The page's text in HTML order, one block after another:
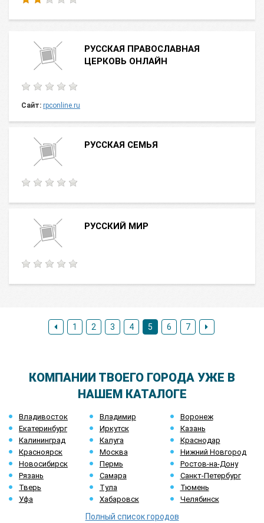
РУССКАЯ ПРАВОСЛАВНАЯ
ЦЕРКОВЬ ОНЛАЙН
Сайт: rpconline.ru
РУССКАЯ СЕМЬЯ
РУССКИЙ МИР
1 2 3 4 5 6 7
КОМПАНИИ ТВОЕГО ГОРОДА УЖЕ В
НАШЕМ КАТАЛОГЕ
Владивосток Владимир
Воронеж
Екатеринбург
Иркутск
Казань
Калининград
Калуга
Краснодар
Красноярск
Москва
Нижний Новгород
Новосибирск
Пермь
Ростов-на-Дону
Рязань
Самара
Санкт-Петербург
Тверь
Тула
Тюмень
Уфа
Хабаровск Челябинск
Полный список городов